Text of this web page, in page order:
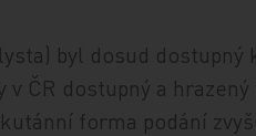
byl dosud
v ČR dostupný a
forma podání